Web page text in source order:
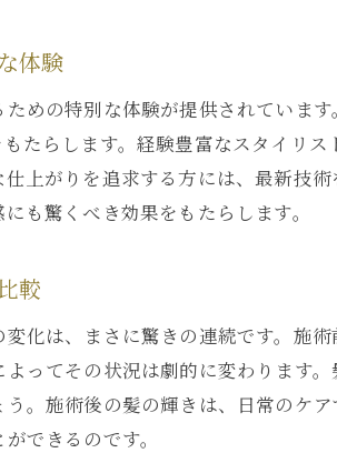
豊かな艶髪を手に入れる
革新的な艶髪トリートメ
東京都中央区の最新美容
あなただけの特別な艶髪
トリートメントが叶える
艶髪の新時代を切り開く技
体験
めの特別な体験が提供されていま
たらします。経験豊富なスタイリ
上がりを追求する方には、最新技
も驚くべき効果をもたらします。
較
化は、まさに驚きの連続です。施
ってその状況は劇的に変わります
。施術後の髪の輝きは、日常のケ
できるのです。